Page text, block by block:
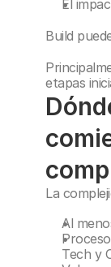
El
Build
etapas
La
Al
Tech y